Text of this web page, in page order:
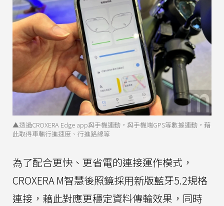
▲透過CROXERA Edge app與手機連動，與手機端GPS等數據連動，藉
此取得車輛行進速度、行進路線等
為了配合更快、更省電的連接運作模式，
CROXERA M智慧後照鏡採用新版藍牙5.2規格
連接，藉此對應更穩定資料傳輸效果，同時